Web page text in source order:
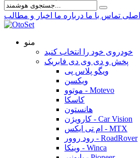
تماس با ما درباره ما اخبار و مطالب
منو
خودروی خود را انتخاب کنید
پخش و دی وی دی فابریک
ویگو پلاس پی
ویکسن
موتوو - Motevo
کاسکا
هانستون
کارویژن - Car Vision
ام تی ایکس - MTX
رود روور - RoadRover
وینکا - Winca